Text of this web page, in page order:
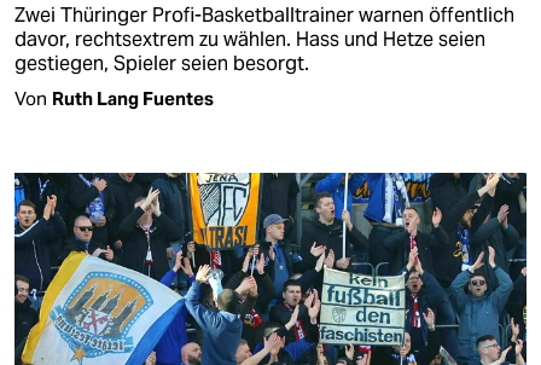
Zwei Thüringer Profi-Basketballtrainer warnen öffentlich
davor, rechtsextrem zu wählen. Hass und Hetze seien
gestiegen, Spieler seien besorgt.
Von Ruth Lang Fuentes